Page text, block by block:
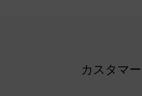
カスタマ